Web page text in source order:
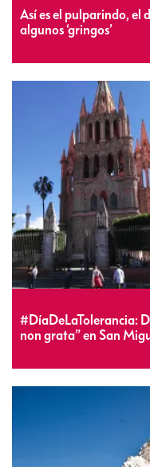
Así es el pulparindo, el
algunos ‘gringos’
#DíaDeLaTolerancia:
non grata” en San